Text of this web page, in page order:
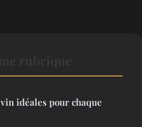
idéales pour chaque